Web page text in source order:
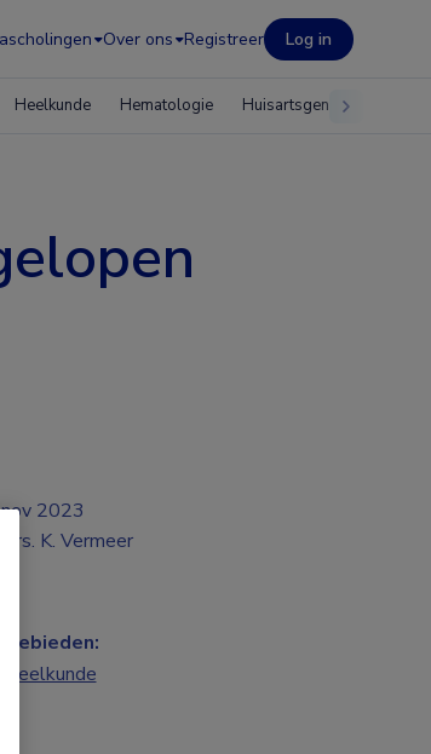
Over ons Registreer Log in
Heelkunde Hematologie Huisartsgeneeskunde
2023
Drs. K. Vermeer